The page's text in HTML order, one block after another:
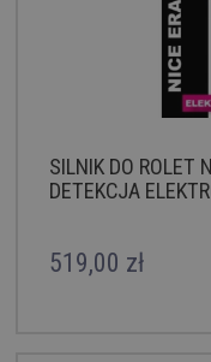
SILNIK DO ROLET
DETEKCJA
519,00 zł